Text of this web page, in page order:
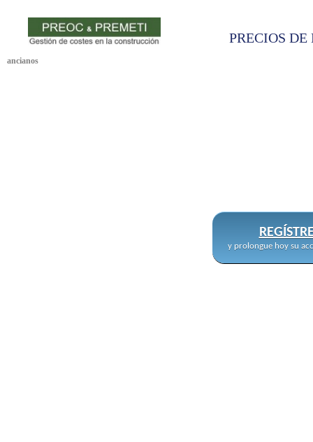
PRECIOS
ancianos
y prolongue hoy su